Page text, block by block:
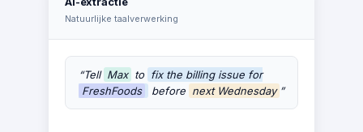
Natuurlijke taalverwerking
“Tell Max to fix the billing issue for
FreshFoods
before next Wednesday ”